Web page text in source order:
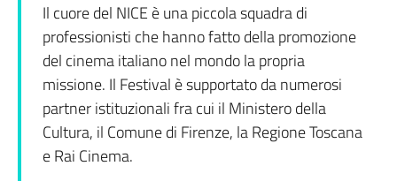
Il cuore del NICE è una piccola squadra di
professionisti che hanno fatto della promozione
del cinema italiano nel mondo la propria
missione. Il Festival è supportato da numerosi
partner istituzionali fra cui il Ministero della
Cultura, il Comune di Firenze, la Regione Toscana
e Rai Cinema.